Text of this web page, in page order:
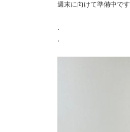
週末に向けて準備中です
.
.